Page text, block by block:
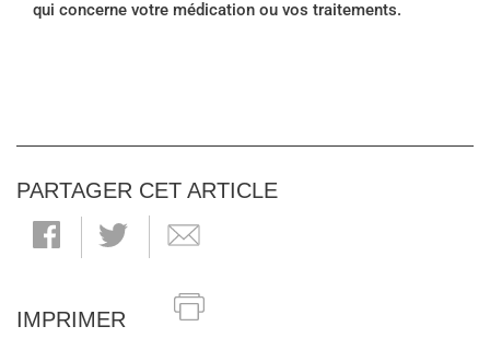
qui concerne votre médication ou vos traitements.
PARTAGER CET ARTICLE
IMPRIMER